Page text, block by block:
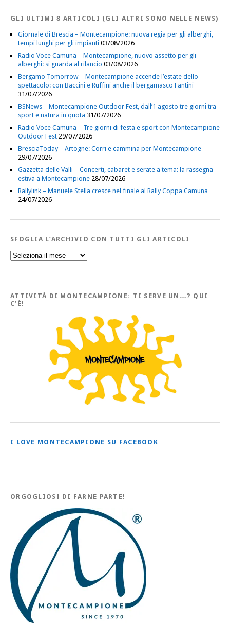
GLI ULTIMI 8 ARTICOLI (GLI ALTRI SONO NELLE NEWS)
Giornale di Brescia – Montecampione: nuova regia per gli alberghi,
tempi lunghi per gli impianti 03/08/2026
Radio Voce Camuna – Montecampione, nuovo assetto per gli
alberghi: si guarda al rilancio 03/08/2026
Bergamo Tomorrow – Montecampione accende l’estate dello
spettacolo: con Baccini e Ruffini anche il bergamasco Fantini
31/07/2026
BSNews – Montecampione Outdoor Fest, dall’1 agosto tre giorni tra
sport e natura in quota 31/07/2026
Radio Voce Camuna – Tre giorni di festa e sport con Montecampione
Outdoor Fest 29/07/2026
BresciaToday – Artogne: Corri e cammina per Montecampione
29/07/2026
Gazzetta delle Valli – Concerti, cabaret e serate a tema: la rassegna
estiva a Montecampione 28/07/2026
Rallylink – Manuele Stella cresce nel finale al Rally Coppa Camuna
24/07/2026
SFOGLIA L’ARCHIVIO CON TUTTI GLI ARTICOLI
Sfoglia
l’Archivio
tutti
Articoli
ATTIVITÀ DI MONTECAMPIONE: TI SERVE UN…? QUI
C’È!
I LOVE MONTECAMPIONE SU FACEBOOK
ORGOGLIOSI DI FARNE PARTE!